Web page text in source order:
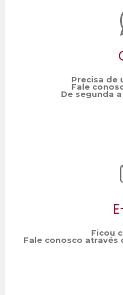
Precisa de
Fale
De segunda
Ficou
Fale conosco através